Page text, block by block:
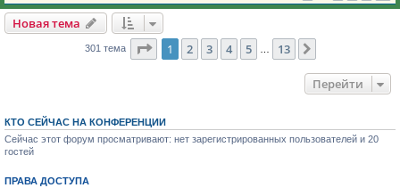
Новая тема
301 тема Страница из 13
1 2 3 4 5 13
Перейти
КТО СЕЙЧАС НА КОНФЕРЕНЦИИ
Сейчас этот форум просматривают: нет зарегистрированных пользователей и 20
гостей
ПРАВА ДОСТУПА